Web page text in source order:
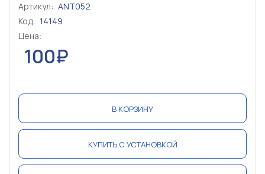
Артикул: ANT052
Код: 14149
Цена:
100₽
В КОРЗИНУ
КУПИТЬ С УСТАНОВКОЙ